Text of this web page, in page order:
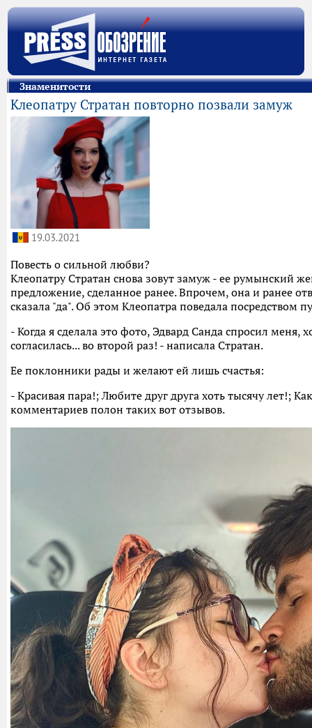
Знаменитости
Клеопатру Стратан повторно позвали замуж
19.03.2021
Повесть о сильной любви?
Клеопатру Стратан снова зовут замуж - ее румынский
предложение, сделанное ранее. Впрочем, она и ранее
сказала "да". Об этом Клеопатра поведала посредством
- Когда я сделала это фото, Эдвард Санда спросил меня,
согласилась... во второй раз! - написала Стратан.
Ее поклонники рады и желают ей лишь счастья:
- Красивая пара!; Любите друг друга хоть тысячу лет!;
комментариев полон таких вот отзывов.